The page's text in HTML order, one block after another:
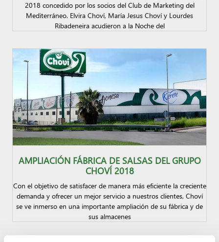
2018 concedido por los socios del Club de Marketing del
Mediterráneo. Elvira Choví, María Jesus Choví y Lourdes
Ribadeneira acudieron a la Noche del
AMPLIACIÓN FÁBRICA DE SALSAS DEL GRUPO
CHOVÍ 2018
Con el objetivo de satisfacer de manera más eficiente la creciente
demanda y ofrecer un mejor servicio a nuestros clientes, Choví
se ve inmerso en una importante ampliación de su fábrica y de
sus almacenes